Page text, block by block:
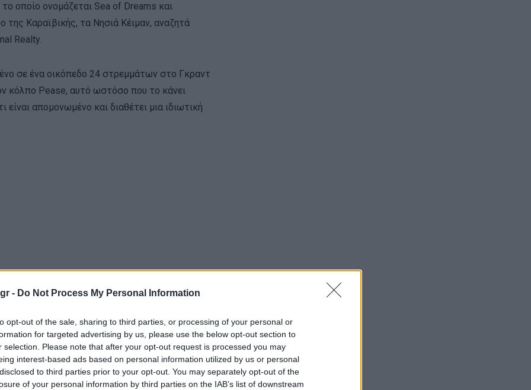
- Do Not Process My Personal Information
opt-out of the sale, sharing to third parties, or processing of your personal or
for targeted advertising by us, please use the below opt-out section to
selection. Please note that after your opt-out request is processed you may
interest-based ads based on personal information utilized by us or personal
to third parties prior to your opt-out. You may separately opt-out of the
of your personal information by third parties on the IAB’s list of downstream
οποίο ονομάζεται Sea of ​​Dreams και
της Καραϊβικής, τα Νησιά Κέιμαν, αναζητά
Realty.
σε ένα οικόπεδο 24 στρεμμάτων στο Γκραντ
κόλπο Pease, αυτό ωστόσο που το κάνει
είναι απομονωμένο και διαθέτει μια ιδιωτική
μέτρων αποτελείται από τρεις
τα περισσότερα από τα οποία
σπα. Το σπίτι διαθέτει επίσης γυμναστήριο,
ωστόσο είναι το κεντρικό σαλόνι, το